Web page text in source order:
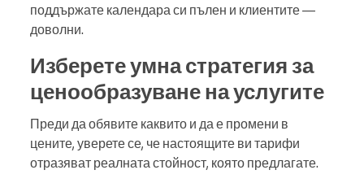
поддържате календара си пълен и клиентите —
доволни.
Изберете умна стратегия за
ценообразуване на услугите
Преди да обявите каквито и да е промени в
цените, уверете се, че настоящите ви тарифи
отразяват реалната стойност, която предлагате.